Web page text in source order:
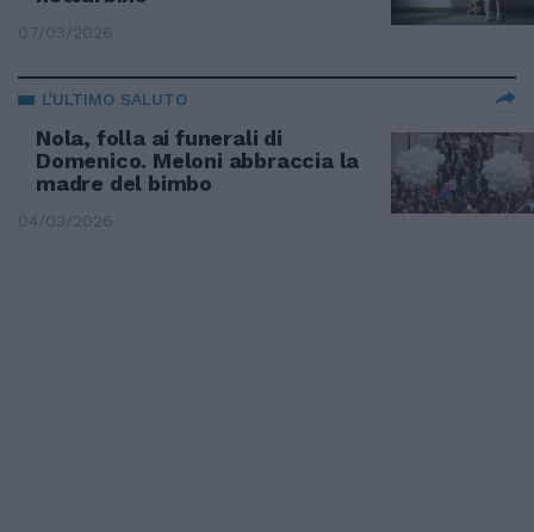
07/03/2026
L'ULTIMO SALUTO
Nola, folla ai funerali di
Domenico. Meloni abbraccia la
madre del bimbo
04/03/2026